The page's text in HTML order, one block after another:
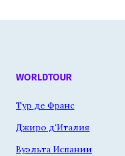
WORLDTOUR
Тур де Франс
Джиро д'Италия
Вуэльта Испании